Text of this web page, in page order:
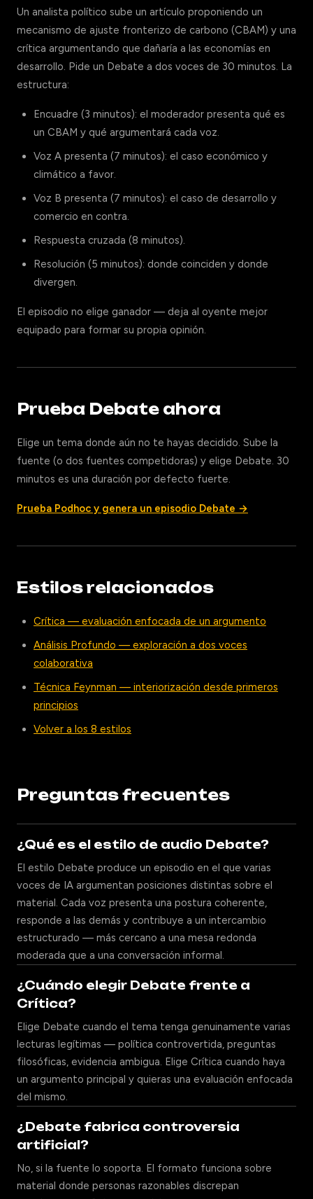
Un analista político sube un artículo proponiendo un
mecanismo de ajuste fronterizo de carbono (CBAM) y una
crítica argumentando que dañaría a las economías en
desarrollo. Pide un Debate a dos voces de 30 minutos. La
estructura:
Encuadre (3 minutos): el moderador presenta qué es
un CBAM y qué argumentará cada voz.
Voz A presenta (7 minutos): el caso económico y
climático a favor.
Voz B presenta (7 minutos): el caso de desarrollo y
comercio en contra.
Respuesta cruzada (8 minutos).
Resolución (5 minutos): donde coinciden y donde
divergen.
El episodio no elige ganador — deja al oyente mejor
equipado para formar su propia opinión.
Prueba Debate ahora
Elige un tema donde aún no te hayas decidido. Sube la
fuente (o dos fuentes competidoras) y elige Debate. 30
minutos es una duración por defecto fuerte.
Prueba Podhoc y genera un episodio Debate →
Estilos relacionados
Crítica — evaluación enfocada de un argumento
Análisis Profundo — exploración a dos voces
colaborativa
Técnica Feynman — interiorización desde primeros
principios
Volver a los 8 estilos
Preguntas frecuentes
¿Qué es el estilo de audio Debate?
El estilo Debate produce un episodio en el que varias
voces de IA argumentan posiciones distintas sobre el
material. Cada voz presenta una postura coherente,
responde a las demás y contribuye a un intercambio
estructurado — más cercano a una mesa redonda
moderada que a una conversación informal.
¿Cuándo elegir Debate frente a
Crítica?
Elige Debate cuando el tema tenga genuinamente varias
lecturas legítimas — política controvertida, preguntas
filosóficas, evidencia ambigua. Elige Crítica cuando haya
un argumento principal y quieras una evaluación enfocada
del mismo.
¿Debate fabrica controversia
artificial?
No, si la fuente lo soporta. El formato funciona sobre
material donde personas razonables discrepan